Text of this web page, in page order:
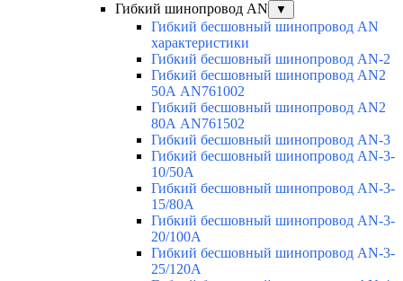
Гибкий шинопровод AN ▼
Гибкий бесшовный шинопровод AN
характеристики
Гибкий бесшовный шинопровод AN-2
Гибкий бесшовный шинопровод AN2
50А AN761002
Гибкий бесшовный шинопровод AN2
80А AN761502
Гибкий бесшовный шинопровод AN-3
Гибкий бесшовный шинопровод AN-3-
10/50A
Гибкий бесшовный шинопровод AN-3-
15/80A
Гибкий бесшовный шинопровод AN-3-
20/100A
Гибкий бесшовный шинопровод AN-3-
25/120A